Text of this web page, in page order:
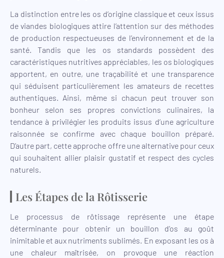
La distinction entre les os d’origine classique et ceux issus
de viandes biologiques attire l’attention sur des méthodes
de production respectueuses de l’environnement et de la
santé. Tandis que les os standards possèdent des
caractéristiques nutritives appréciables, les os biologiques
apportent, en outre, une traçabilité et une transparence
qui séduisent particulièrement les amateurs de recettes
authentiques. Ainsi, même si chacun peut trouver son
bonheur selon ses propres convictions culinaires, la
tendance à privilégier les produits issus d’une agriculture
raisonnée se confirme avec chaque bouillon préparé.
D’autre part, cette approche offre une alternative pour ceux
qui souhaitent allier plaisir gustatif et respect des cycles
naturels.
Les Étapes de la Rôtisserie
Le processus de rôtissage représente une étape
déterminante pour obtenir un bouillon d’os au goût
inimitable et aux nutriments sublimés. En exposant les os à
une chaleur maîtrisée, on provoque une réaction